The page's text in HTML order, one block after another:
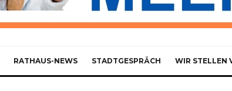
RATHAUS-NEWS STADTGESPRÄCH WIR STELLEN